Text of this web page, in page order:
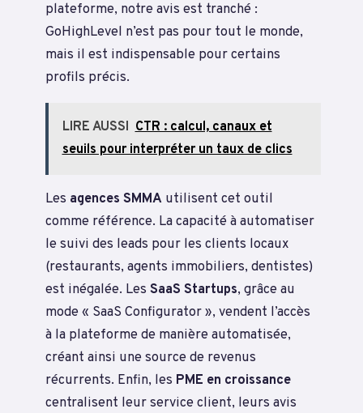
plateforme, notre avis est tranché :
GoHighLevel n’est pas pour tout le monde,
mais il est indispensable pour certains
profils précis.
LIRE AUSSI CTR : calcul, canaux et
seuils pour interpréter un taux de clics
Les agences SMMA utilisent cet outil
comme référence. La capacité à automatiser
le suivi des leads pour les clients locaux
(restaurants, agents immobiliers, dentistes)
est inégalée. Les SaaS Startups, grâce au
mode « SaaS Configurator », vendent l’accès
à la plateforme de manière automatisée,
créant ainsi une source de revenus
récurrents. Enfin, les PME en croissance
centralisent leur service client, leurs avis